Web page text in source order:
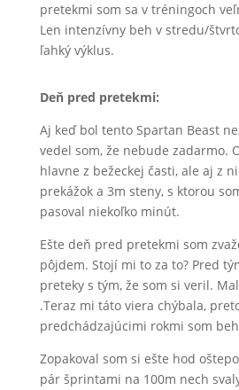
pretekmi som sa v tréningoch
Len intenzívny beh v stredu/
ľahký výklus.
Deň pred pretekmi:
Aj keď bol tento Spartan Beast
vedel som, že nebude zadarmo.
hlavne z bežeckej časti, ale aj z
prekážok a 3m steny, s ktorou
pasoval niekoľko minút.
Ešte deň pred pretekmi som
pôjdem. Stojí mi to za to? Pred
preteky s tým, že som si veril.
.Teraz mi táto viera chýbala,
predchádzajúcimi rokmi som
Zopakoval som si ešte hod
pár šprintami na 100m nech